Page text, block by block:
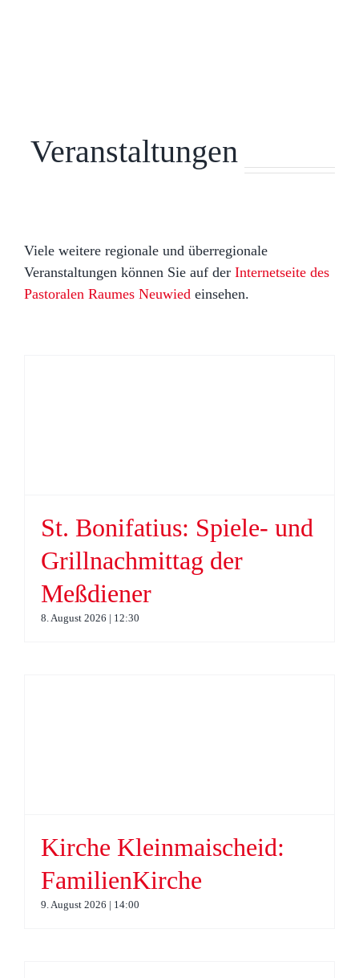
Veranstaltungen
Viele weitere regionale und überregionale
Veranstaltungen können Sie auf der Internetseite des
Pastoralen Raumes Neuwied einsehen.
St. Bonifatius: Spiele- und
Grillnachmittag der
Meßdiener
8. August 2026 | 12:30
Kirche Kleinmaischeid:
FamilienKirche
9. August 2026 | 14:00